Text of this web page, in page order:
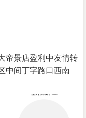
帝景店盈利中友情转
中间丁字路口西南